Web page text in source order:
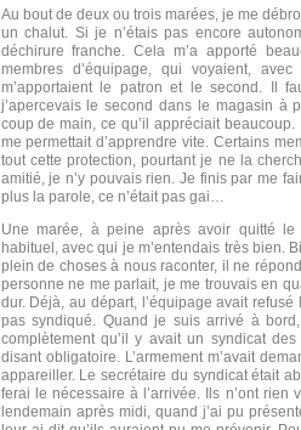
Au bout de deux ou trois marées, je me
un chalut. Si je n’étais pas encore
déchirure franche. Cela m’a apporté
membres d’équipage, qui voyaient,
m’apportaient le patron et le second. Il
j’apercevais le second dans le magasin à
coup de main, ce qu’il appréciait
me permettait d’apprendre vite. Certains
tout cette protection, pourtant je ne la
amitié, je n’y pouvais rien. Je finis par me
plus la parole, ce n’était pas gai…
Une marée, à peine après avoir quitté
habituel, avec qui je m’entendais très bien.
plein de choses à nous raconter, il ne
personne ne me parlait, je me trouvais en
dur. Déjà, au départ, l’équipage avait
pas syndiqué. Quand je suis arrivé à bord,
complètement qu’il y avait un syndicat
disant obligatoire. L’armement m’avait
appareiller. Le secrétaire du syndicat était
ferai le nécessaire à l’arrivée. Ils n’ont
lendemain après midi, quand j’ai pu